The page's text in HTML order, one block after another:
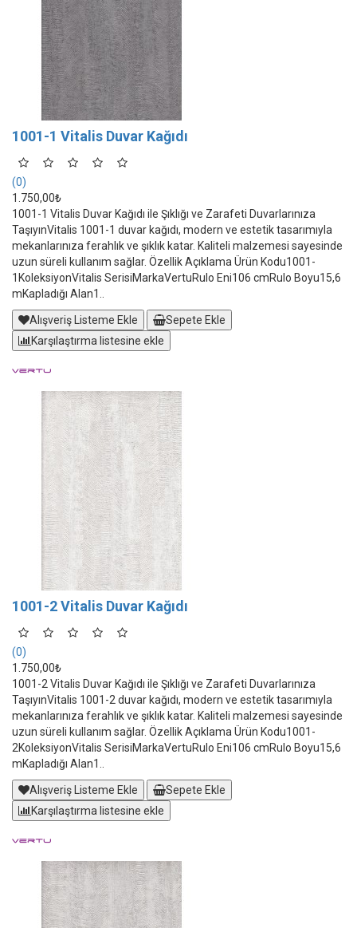
1001-1 Vitalis Duvar Kağıdı
(0)
1.750,00₺
1001-1 Vitalis Duvar Kağıdı ile Şıklığı ve Zarafeti Duvarlarınıza
TaşıyınVitalis 1001-1 duvar kağıdı, modern ve estetik tasarımıyla
mekanlarınıza ferahlık ve şıklık katar. Kaliteli malzemesi sayesinde
uzun süreli kullanım sağlar. Özellik Açıklama Ürün Kodu1001-
1KoleksiyonVitalis SerisiMarkaVertuRulo Eni106 cmRulo Boyu15,6
mKapladığı Alan1..
Alışveriş Listeme Ekle
Sepete Ekle
Karşılaştırma listesine ekle
1001-2 Vitalis Duvar Kağıdı
(0)
1.750,00₺
1001-2 Vitalis Duvar Kağıdı ile Şıklığı ve Zarafeti Duvarlarınıza
TaşıyınVitalis 1001-2 duvar kağıdı, modern ve estetik tasarımıyla
mekanlarınıza ferahlık ve şıklık katar. Kaliteli malzemesi sayesinde
uzun süreli kullanım sağlar. Özellik Açıklama Ürün Kodu1001-
2KoleksiyonVitalis SerisiMarkaVertuRulo Eni106 cmRulo Boyu15,6
mKapladığı Alan1..
Alışveriş Listeme Ekle
Sepete Ekle
Karşılaştırma listesine ekle